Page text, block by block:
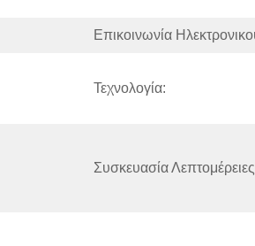
Επικοινωνία
Τεχνολογία:
Συσκευασία